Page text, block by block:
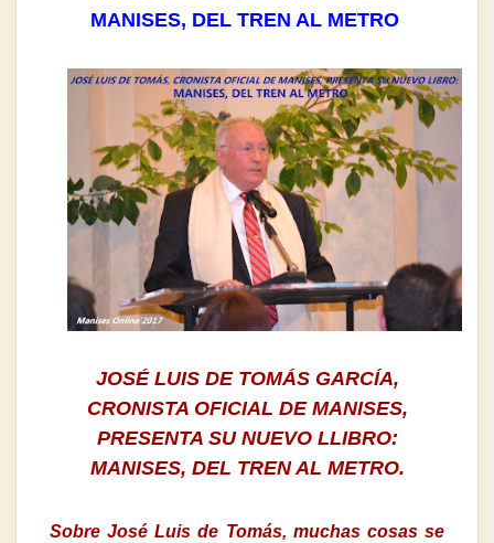
MANISES, DEL TREN AL METRO
JOSÉ LUIS DE TOMÁS GARCÍA,
CRONISTA OFICIAL DE MANISES,
PRESENTA SU NUEVO LLIBRO:
MANISES, DEL TREN AL METRO.
Sobre José Luis de Tomás, muchas cosas se